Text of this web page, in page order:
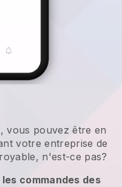
,vous pouvez être en
votre entreprise de
n'est-ce pas?
commandes des